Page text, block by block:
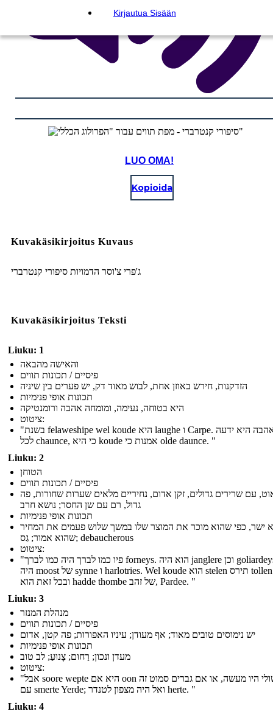
Kirjautua Sisään
LUO OMA!
Kopioida
Kuvakäsikirjoitus Kuvaus
ג'פרי צ'וסר הדמויות סיפורי קנטרברי
Kuvakäsikirjoitus Teksti
Liuku: 1
והאישה מהבאה
פיסיים / תכונות תווים
הזדקנות, חירש באוזן אחת, לבוש מאוד דק, יש פערים בין שיניה
תכונות אופי פנימיות
היא בטוחה, נעימה, ומומחה אהבה ורומנטיקה
ציטוט:
"בשנת felaweshipe wel koude היא laughe ו Carpe. סעדי אהבה היא ידעה
לכל chaunce, כי היא koude אמנות כי olde daunce. "
Liuku: 2
הטוחן
פיסיים / תכונות תווים
עם שרירים גדולים, זקן אדום, נחיריים מלאים שערות שחורות, פה
גדול, רם עם שן החסר; נושא חרב
תכונות אופי פנימיות
ישר, כפי שהוא מוכר את המוצר שלו במשך שלוש פעמים את המחיר
שהוא אמור; גַס; debaucherous
ציטוט:
"פיו כמו לברך היה כמו לברך forneys. הוא היה janglere וכן goliardeys, וזה
היה moost של synne ו harlotries. Wel koude הוא stelen תירס tollen thries;
ובכל זאת הוא hadde thombe של זהב, Pardee. "
Liuku: 3
מנהלת המנזר
פיסיים / תכונות תווים
יש נימוסים טובים מאוד; אף מעודן; עיניו האפורות; פה קטן, אדום
תכונות אופי פנימיות
מעדן ונכון; רַחוּם; צָנוּעַ; לב טוב
ציטוט:
"אבל soore wepte היא אם oon של שולי היו מעשה, או אם גברים סמוט זה
עם smerte Yerde; ואל היה מצפון לטנדר herte. "
Liuku: 4